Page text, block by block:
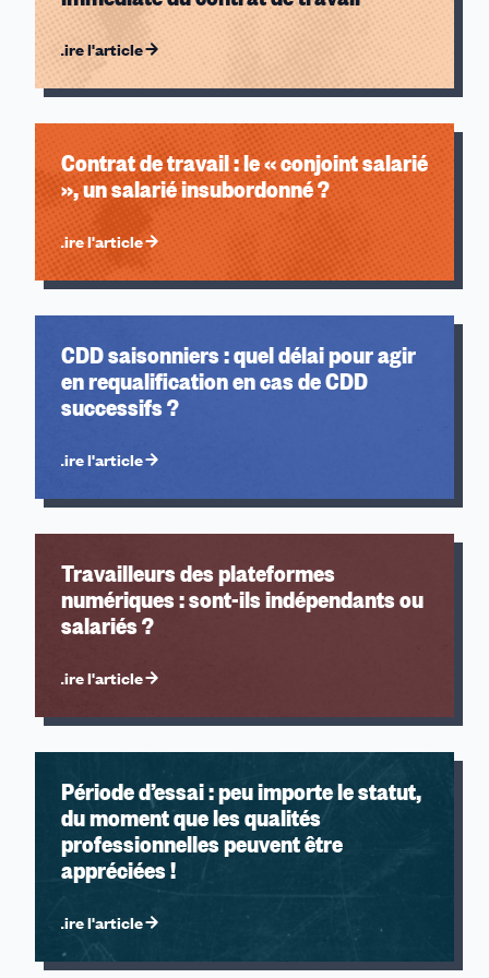
Lire l'article
Contrat de travail : le « conjoint salarié
», un salarié insubordonné ?
Lire l'article
CDD saisonniers : quel délai pour agir
en requalification en cas de CDD
successifs ?
Lire l'article
Travailleurs des plateformes
numériques : sont-ils indépendants ou
salariés ?
Lire l'article
Période d’essai : peu importe le statut,
du moment que les qualités
professionnelles peuvent être
appréciées !
Lire l'article